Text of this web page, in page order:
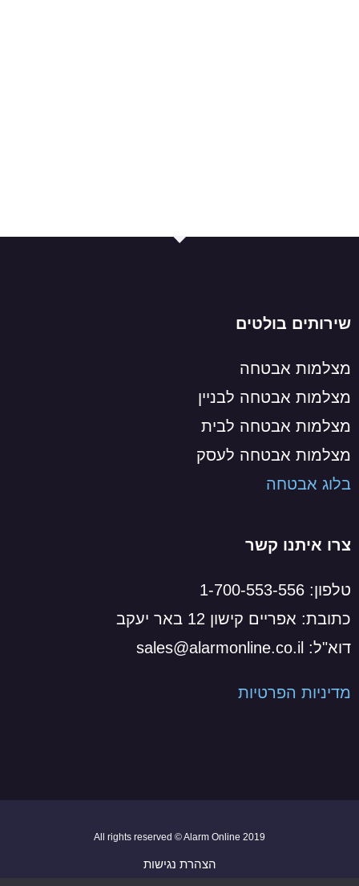
שירותים בולטים
מצלמות אבטחה
מצלמות אבטחה לבניין
מצלמות אבטחה לבית
מצלמות אבטחה לעסק
בלוג אבטחה
צרו איתנו קשר
טלפון: 1-700-553-556
כתובת: אפריים קישון 12 באר יעקב
דוא"ל: sales@alarmonline.co.il
מדיניות הפרטיות
הצהרת נגישות
2019 All rights reserved © Alarm Online